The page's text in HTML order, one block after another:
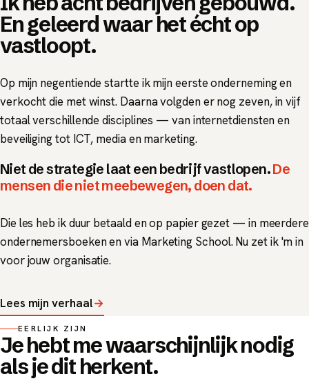
En geleerd waar het écht op
vastloopt.
Op mijn negentiende startte ik mijn eerste onderneming en
verkocht die met winst. Daarna volgden er nog zeven, in vijf
totaal verschillende disciplines — van internetdiensten en
beveiliging tot ICT, media en marketing.
Niet de strategie laat een bedrijf vastlopen.De
mensen die niet meebewegen, doen dat.
Die les heb ik duur betaald en op papier gezet — in meerdere
ondernemersboeken en via Marketing School. Nu zet ik 'm in
voor jouw organisatie.
Lees mijn verhaal→
EERLIJK ZIJN
Je hebt me waarschijnlijk nodig
als je dit herkent.